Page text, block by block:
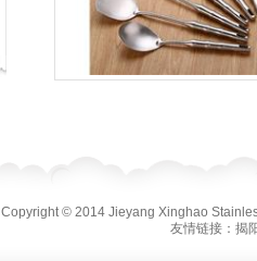
Copyright © 2014 Jieyang Xinghao
友情链接： 揭